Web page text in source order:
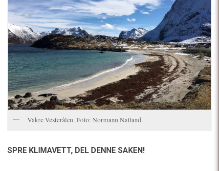
Vakre Vesterålen. Foto: Normann Natland.
SPRE KLIMAVETT, DEL DENNE SAKEN!